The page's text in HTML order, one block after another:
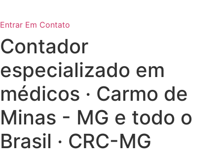
Entrar Em Contato
Contador
especializado em
médicos · Carmo de
Minas - MG e todo o
Brasil · CRC-MG